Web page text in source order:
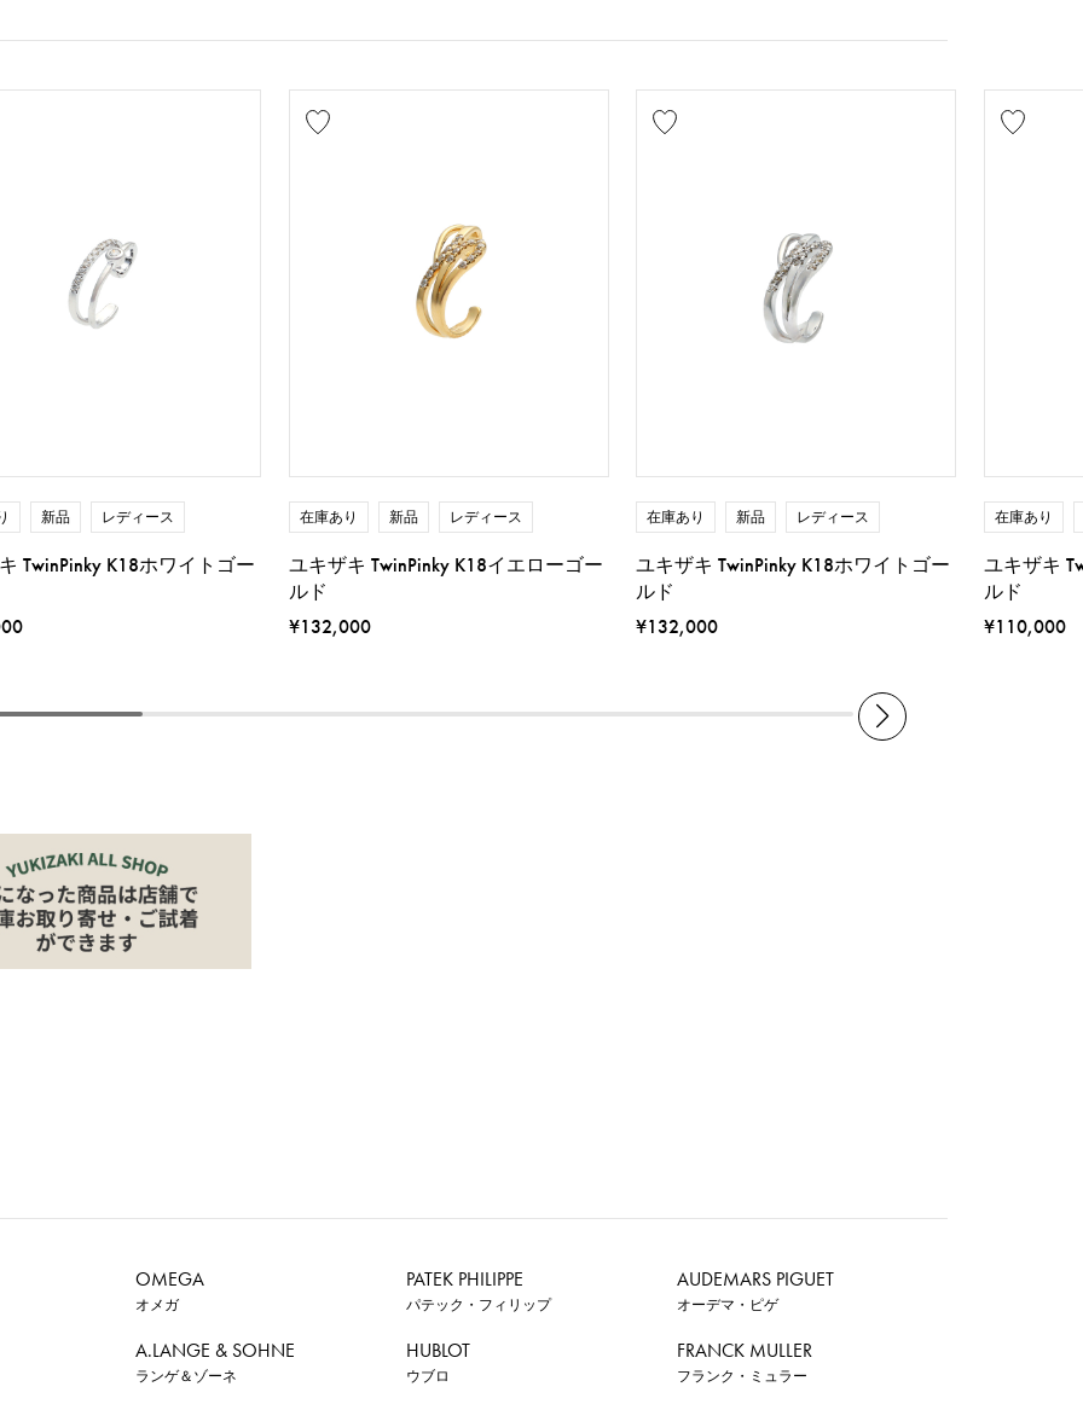
新品 レディース
TwinPinky K18ホワイトゴー
在庫あり 新品 レディース
ユキザキ TwinPinky K18イエローゴー
ルド
¥132,000
在庫あり 新品 レディース
ユキザキ TwinPinky K18ホワイトゴー
ルド
¥132,000
在庫あり
ユキザキ
ルド
¥110,000
OMEGA
オメガ
PATEK PHILIPPE
パテック・フィリップ
AUDEMARS PIGUET
オーデマ・ピゲ
A.LANGE & SOHNE
ランゲ＆ゾーネ
HUBLOT
ウブロ
FRANCK MULLER
フランク・ミュラー